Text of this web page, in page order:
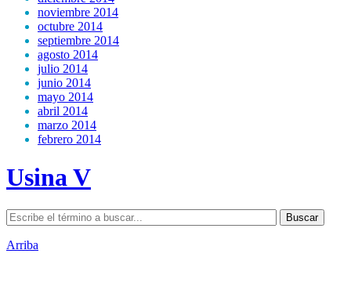
noviembre 2014
octubre 2014
septiembre 2014
agosto 2014
julio 2014
junio 2014
mayo 2014
abril 2014
marzo 2014
febrero 2014
Usina V
Arriba